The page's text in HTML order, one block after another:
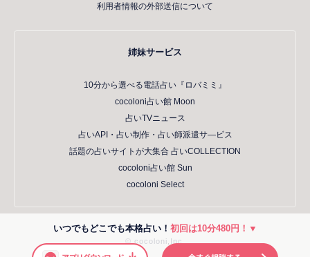
いつでもどこでも本格占い！ 初回は10分480円！▼
利用者情報の外部送信について
姉妹サービス
10分から選べる電話占い『ロバミミ』
cocoloni占い館 Moon
占いTVニュース
占いAPI・占い制作・占い師派遣サ―ビス
話題の占いサイトが大集合 占いCOLLECTION
cocoloni占い館 Sun
cocoloni Select
© cocoloni,Inc.